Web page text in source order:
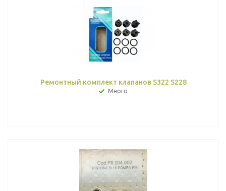
Ремонтный комплект клапанов S322 S228
Много